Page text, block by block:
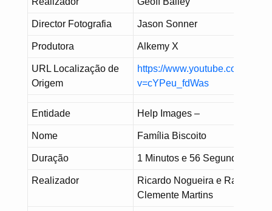
Director Fotografia Jason Sonner
Produtora Alkemy X
URL Localização de
Origem
https://www.youtube.com/
v=cYPeu_fdWas
Entidade Help Images –
Nome Família Biscoito
Duração 1 Minutos e 56 Segundos
Realizador
Ricardo Nogueira e Raquel
Clemente Martins